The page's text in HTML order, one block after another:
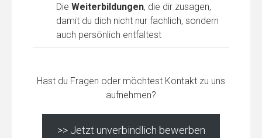
Die Weiterbildungen, die dir zusagen,
damit du dich nicht nur fachlich, sondern
auch persönlich entfaltest
Hast du Fragen oder möchtest Kontakt zu uns
aufnehmen?
>> Jetzt unverbindlich bewerben